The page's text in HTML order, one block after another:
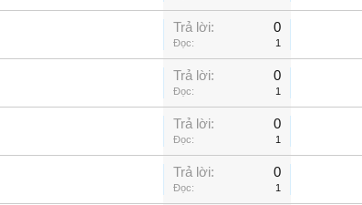
Trả lời: 0
Đọc: 1
Trả lời: 0
Đọc: 1
Trả lời: 0
Đọc: 1
Trả lời: 0
Đọc: 1